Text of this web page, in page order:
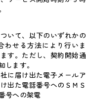
いて、以下のいずれかの
わせる方法により行いま
す。ただし、契約開始通
ます。
に届け出た電子メールア
出た電話番号へのＳＭＳ
号への架電